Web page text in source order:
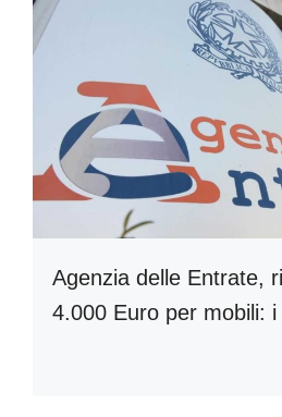
Agenzia delle Entrate,
4.000 Euro per mobili: i